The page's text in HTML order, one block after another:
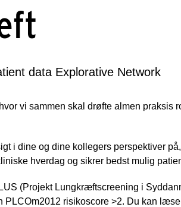
data Explorative Network
vi sammen skal drøfte almen praksis
i dine og dine kollegers perspektiver
hverdag og sikrer bedst mulig
(Projekt Lungkræftscreening i
PLCOm2012 risikoscore >2. Du kan